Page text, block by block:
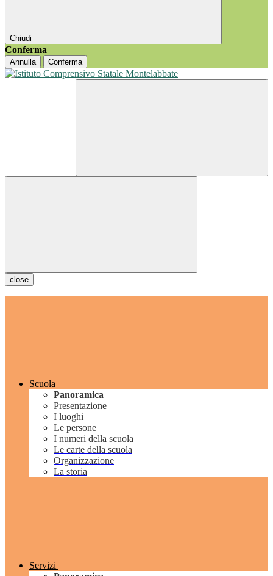
Chiudi
Conferma
Annulla Conferma
close
Scuola
Panoramica
Presentazione
I luoghi
Le persone
I numeri della scuola
Le carte della scuola
Organizzazione
La storia
Servizi